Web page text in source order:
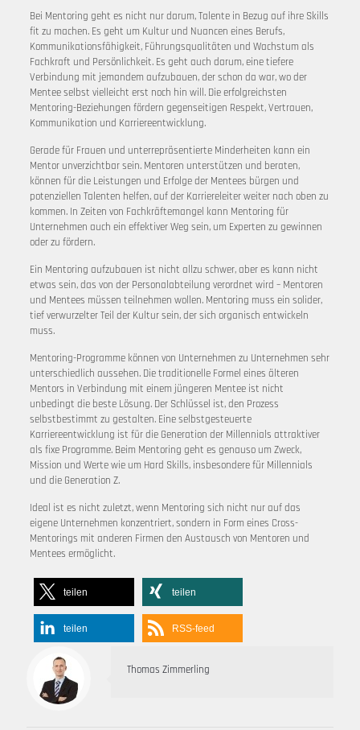
Bei Mentoring geht es nicht nur darum, Talente in Bezug auf ihre Skills
fit zu machen. Es geht um Kultur und Nuancen eines Berufs,
Kommunikationsfähigkeit, Führungsqualitäten und Wachstum als
Fachkraft und Persönlichkeit. Es geht auch darum, eine tiefere
Verbindung mit jemandem aufzubauen, der schon da war, wo der
Mentee selbst vielleicht erst noch hin will. Die erfolgreichsten
Mentoring-Beziehungen fördern gegenseitigen Respekt, Vertrauen,
Kommunikation und Karriereentwicklung.
Gerade für Frauen und unterrepräsentierte Minderheiten kann ein
Mentor unverzichtbar sein. Mentoren unterstützen und beraten,
können für die Leistungen und Erfolge der Mentees bürgen und
potenziellen Talenten helfen, auf der Karriereleiter weiter nach oben zu
kommen. In Zeiten von Fachkräftemangel kann Mentoring für
Unternehmen auch ein effektiver Weg sein, um Experten zu gewinnen
oder zu fördern.
Ein Mentoring aufzubauen ist nicht allzu schwer, aber es kann nicht
etwas sein, das von der Personalabteilung verordnet wird – Mentoren
und Mentees müssen teilnehmen wollen. Mentoring muss ein solider,
tief verwurzelter Teil der Kultur sein, der sich organisch entwickeln
muss.
Mentoring-Programme können von Unternehmen zu Unternehmen sehr
unterschiedlich aussehen. Die traditionelle Formel eines älteren
Mentors in Verbindung mit einem jüngeren Mentee ist nicht
unbedingt die beste Lösung. Der Schlüssel ist, den Prozess
selbstbestimmt zu gestalten. Eine selbstgesteuerte
Karriereentwicklung ist für die Generation der Millennials attraktiver
als fixe Programme. Beim Mentoring geht es genauso um Zweck,
Mission und Werte wie um Hard Skills, insbesondere für Millennials
und die Generation Z.
Ideal ist es nicht zuletzt, wenn Mentoring sich nicht nur auf das
eigene Unternehmen konzentriert, sondern in Form eines Cross-
Mentorings mit anderen Firmen den Austausch von Mentoren und
Mentees ermöglicht.
teilen teilen
teilen RSS-feed
Thomas Zimmerling